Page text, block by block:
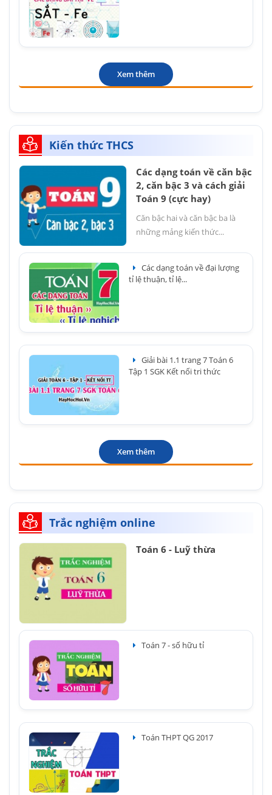
Xem thêm
Kiến thức THCS
Các dạng toán về căn bậc
2, căn bậc 3 và cách giải
Toán 9 (cực hay)
Căn bậc hai và căn bậc ba là
những mảng kiến thức...
Các dạng toán về đại lượng
tỉ lệ thuận, tỉ lệ...
Giải bài 1.1 trang 7 Toán 6
Tập 1 SGK Kết nối tri thức
Xem thêm
Trắc nghiệm online
Toán 6 - Luỹ thừa
Toán 7 - số hữu tỉ
Toán THPT QG 2017